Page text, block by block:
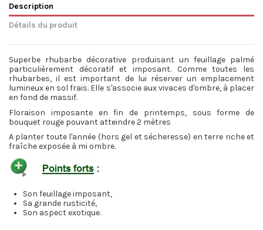
Description
Détails du produit
Superbe rhubarbe décorative produisant un feuillage palmé
particulièrement décoratif et imposant. Comme toutes les
rhubarbes, il est important de lui réserver un emplacement
lumineux en sol frais. Elle s'associe aux vivaces d'ombre, à placer
en fond de massif.
Floraison imposante en fin de printemps, sous forme de
bouquet rouge pouvant atteindre 2 mètres
A planter toute l'année (hors gel et sécheresse) en terre riche et
fraîche exposée à mi ombre.
Son feuillage imposant,
Sa grande rusticité,
Son aspect exotique.